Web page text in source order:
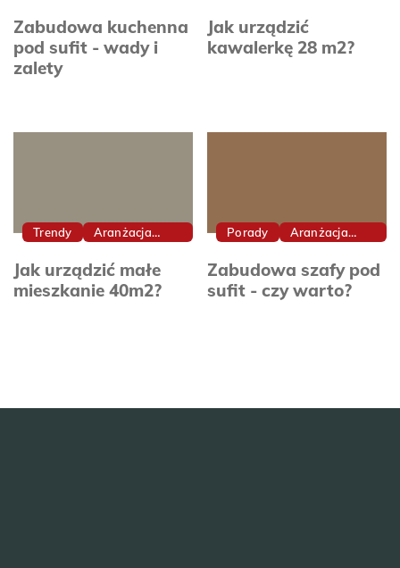
Zabudowa kuchenna
pod sufit - wady i
zalety
Jak urządzić
kawalerkę 28 m2?
Trendy
Aranżacja
Jak urządzić małe
mieszkanie 40m2?
Porady
Aranżacja
Zabudowa szafy pod
sufit - czy warto?